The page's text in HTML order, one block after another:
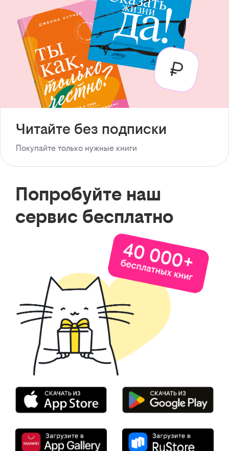
Читайте без подписки
Покупайте только нужные книги
Попробуйте наш
сервис бесплатно